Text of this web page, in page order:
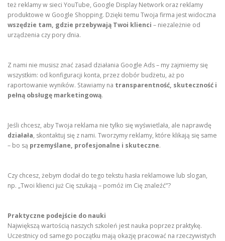
też reklamy w sieci YouTube, Google Display Network oraz reklamy
produktowe w Google Shopping. Dzięki temu Twoja firma jest widoczna
wszędzie tam, gdzie przebywają Twoi klienci – niezależnie od
urządzenia czy pory dnia.
Z nami nie musisz znać zasad działania Google Ads – my zajmiemy się
wszystkim: od konfiguracji konta, przez dobór budżetu, aż po
raportowanie wyników. Stawiamy na transparentność, skuteczność i
pełną obsługę marketingową.
Jeśli chcesz, aby Twoja reklama nie tylko się wyświetlała, ale naprawdę
działała, skontaktuj się z nami. Tworzymy reklamy, które klikają się same
– bo są przemyślane, profesjonalne i skuteczne.
Czy chcesz, żebym dodał do tego tekstu hasła reklamowe lub slogan,
np. „Twoi klienci już Cię szukają – pomóż im Cię znaleźć”?
Praktyczne podejście do nauki
Największą wartością naszych szkoleń jest nauka poprzez praktykę.
Uczestnicy od samego początku mają okazję pracować na rzeczywistych